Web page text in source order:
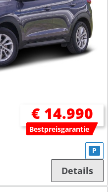
€ 14.990
Bestpreisgarantie
P
Details